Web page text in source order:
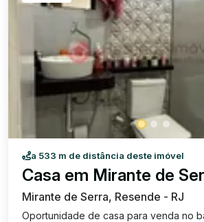
a 533 m de distância deste imóvel
Casa em Mirante de
Mirante de Serra, Resende - RJ
Oportunidade de casa para venda no